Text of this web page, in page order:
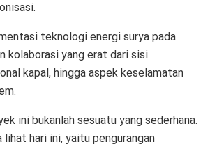
teknologi energi surya pada
kolaborasi yang erat dari sisi
kapal, hingga aspek keselamatan
ini bukanlah sesuatu yang sederhana.
lihat hari ini, yaitu pengurangan